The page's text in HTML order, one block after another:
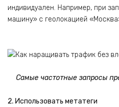
индивидуален. Например, при
машину» с геолокацией
Самые частотные запросы
2. Использовать метатеги